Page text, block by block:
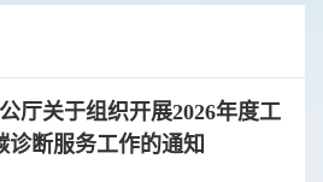
厅关于组织开展2026年度工
诊断服务工作的通知